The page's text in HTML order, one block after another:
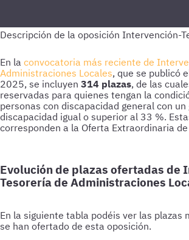
En la convocatoria más reciente de
Administraciones Locales, que se publicó
2025, se incluyen 314 plazas, de las
reservadas para quienes tengan la
personas con discapacidad general con un
discapacidad igual o superior al 33 %.
corresponden a la Oferta Extraordinaria
Evolución de plazas ofertadas de
Tesorería de Administraciones
En la siguiente tabla podéis ver las plazas
se han ofertado de esta oposición.